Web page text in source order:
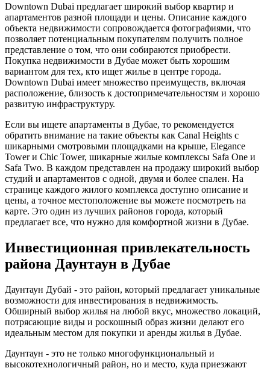
Downtown Dubai предлагает широкий выбор квартир и
апартаментов разной площади и цены. Описание каждого
объекта недвижимости сопровождается фотографиями, что
позволяет потенциальным покупателям получить полное
представление о том, что они собираются приобрести.
Покупка недвижимости в Дубае может быть хорошим
вариантом для тех, кто ищет жилье в центре города.
Downtown Dubai имеет множество преимуществ, включая
расположение, близость к достопримечательностям и хорошо
развитую инфраструктуру.
Если вы ищете апартаменты в Дубае, то рекомендуется
обратить внимание на такие объекты как Canal Heights с
шикарными смотровыми площадками на крыше, Elegance
Tower и Chic Tower, шикарные жилые комплексы Safa One и
Safa Two. В каждом представлен на продажу широкий выбор
студий и апартаментов с одной, двумя и более спален. На
странице каждого жилого комплекса доступно описание и
цены, а точное местоположение вы можете посмотреть на
карте. Это один из лучших районов города, который
предлагает все, что нужно для комфортной жизни в Дубае.
Инвестиционная привлекательность
района Даунтаун в Дубае
Даунтаун Дубай - это район, который предлагает уникальные
возможности для инвестирования в недвижимость.
Обширный выбор жилья на любой вкус, множество локаций,
потрясающие виды и роскошный образ жизни делают его
идеальным местом для покупки и аренды жилья в Дубае.
Даунтаун - это не только многофункциональный и
высокотехнологичный район, но и место, куда приезжают